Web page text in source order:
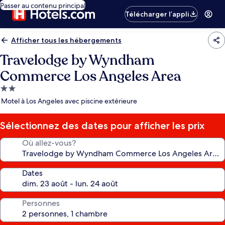
Passer au contenu principal
Télécharger l’appli
Afficher tous les hébergements
Travelodge by Wyndham
Commerce Los Angeles Area
Hébergement
2.0 étoiles
Motel à Los Angeles avec piscine extérieure
Sélectionnez des dates pour afficher les prix
Où allez-vous?
Dates
Personnes